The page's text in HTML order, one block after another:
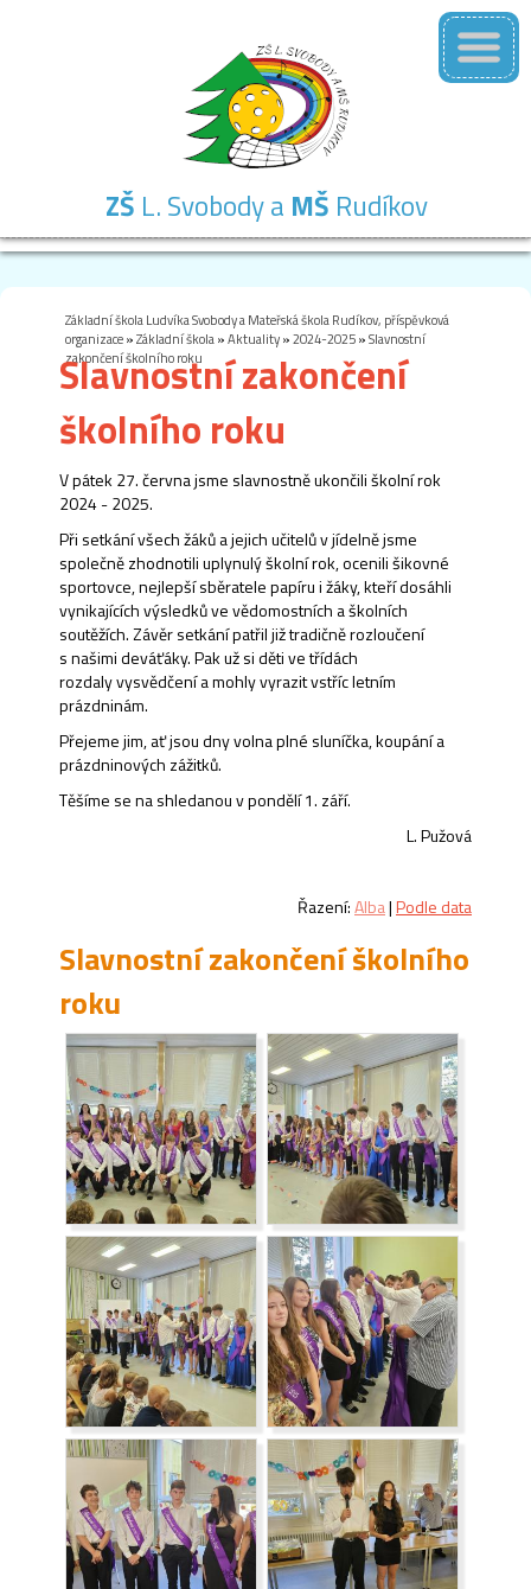
ZŠ L. Svobody a MŠ Rudíkov
Základní škola Ludvíka Svobody a Mateřská škola Rudíkov, příspěvková
organizace»Základní škola»Aktuality»2024-2025»Slavnostní
zakončení školního roku
Slavnostní zakončení
školního roku
V pátek 27. června jsme slavnostně ukončili školní rok
2024 - 2025.
Při setkání všech žáků a jejich učitelů v jídelně jsme
společně zhodnotili uplynulý školní rok, ocenili šikovné
sportovce, nejlepší sběratele papíru i žáky, kteří dosáhli
vynikajících výsledků ve vědomostních a školních
soutěžích. Závěr setkání patřil již tradičně rozloučení
s našimi deváťáky. Pak už si děti ve třídách
rozdaly vysvědčení a mohly vyrazit vstříc letním
prázdninám.
Přejeme jim, ať jsou dny volna plné sluníčka, koupání a
prázdninových zážitků.
Těšíme se na shledanou v pondělí 1. září.
L. Pužová
Řazení:Alba|Podle data
Slavnostní zakončení školního
roku